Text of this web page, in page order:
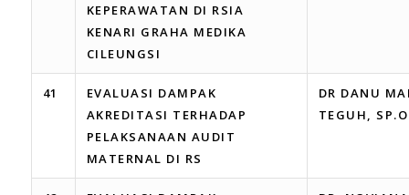
KEPERAWATAN DI RSIA
KENARI GRAHA MEDIKA
CILEUNGSI
41
EVALUASI DAMPAK
AKREDITASI TERHADAP
PELAKSANAAN AUDIT
MATERNAL DI RS
DR DANU
TEGUH,